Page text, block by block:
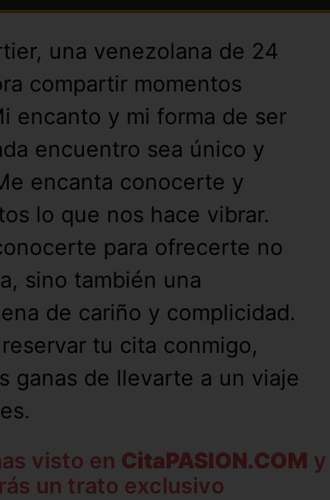
una venezolana de 24
compartir momentos
encanto y mi forma de ser
encuentro sea único y
encanta conocerte y
lo que nos hace vibrar.
para ofrecerte no
sino también una
de cariño y complicidad.
tu cita conmigo,
ganas de llevarte a un viaje
visto en CitaPASION.COM y
un trato exclusivo